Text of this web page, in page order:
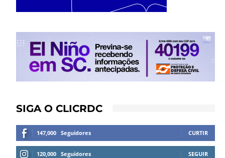
SIGA O CLICRDC
147,000 Seguidores CURTIR
120,000 Seguidores SEGUIR